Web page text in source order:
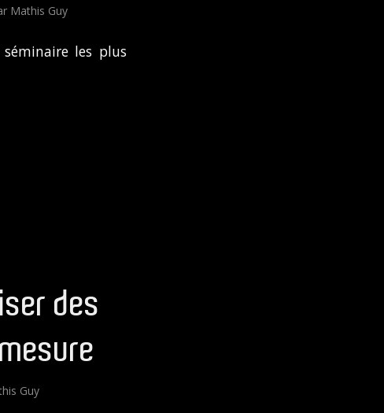
Mathis Guy
séminaire les plus
des
Guy